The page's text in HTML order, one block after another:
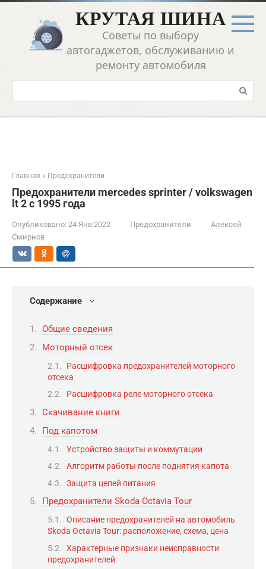
Перейти
контенту
КРУТАЯ ШИНА
Советы по выбору
автогаджетов, обслуживанию и
ремонту автомобиля
Поиск:
Главная » Предохранители
Предохранители mercedes sprinter / volkswagen
lt 2 с 1995 года
Опубликовано: 24 Янв 2022 Предохранители
Алексей
Смирнов
Содержание
Общие сведения
Моторный отсек
Расшифровка предохранителей моторного
отсека
Расшифровка реле моторного отсека
Скачивание книги
Под капотом
Устройство защиты и коммутации
Алгоритм работы после поднятия капота
Защита цепей питания
Предохранители Skoda Octavia Tour
Описание предохранителей на автомобиль
Skoda Octavia Tour: расположение, схема, цена
Характерные признаки неисправности
предохранителей